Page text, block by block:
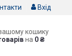
Вхід
кошику
на 0 ₴